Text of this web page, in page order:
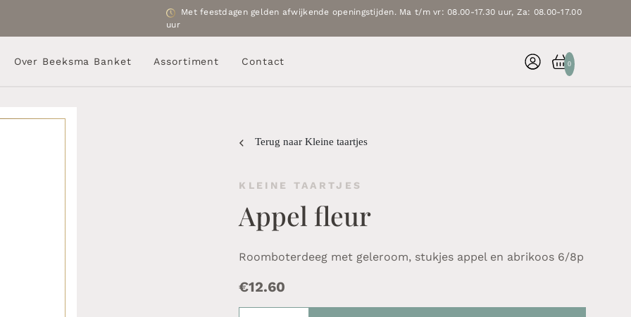
Met feestdagen gelden afwijkende openingstijden. Ma t/m vr: 08.00-17.30 uur, Za: 08.00-17.00
uur
Over Beeksma Banket Assortiment Contact 0
Terug naar Kleine taartjes
KLEINE TAARTJES
Appel fleur
Roomboterdeeg met geleroom, stukjes appel en abrikoos 6/8p
€12.60